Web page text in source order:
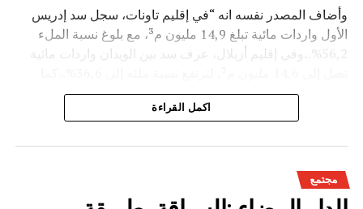
وأضاف المصدر نفسه انه “في إقليم تاونات، سجل سد إدريس
الأول واردات مائية تبلغ 14,9 مليون م³، مع بلوغ نسبة الملء
56,2%.،وفي إقليم أزيلال، عرف سد بين الويدان واردات مائية
وتعكس هذه المعطيات الأثر الإيجابي على الثروة المائية
الوطنية،والفرشة المئية عموما ووقعها الايجابي على الفلاحة بعد
سنوات الجفاف .
اكمل القراءة
مجتمع